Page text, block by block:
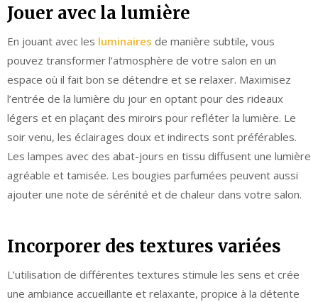
Jouer avec la lumière
En jouant avec les luminaires de manière subtile, vous
pouvez transformer l’atmosphère de votre salon en un
espace où il fait bon se détendre et se relaxer. Maximisez
l’entrée de la lumière du jour en optant pour des rideaux
légers et en plaçant des miroirs pour refléter la lumière. Le
soir venu, les éclairages doux et indirects sont préférables.
Les lampes avec des abat-jours en tissu diffusent une lumière
agréable et tamisée. Les bougies parfumées peuvent aussi
ajouter une note de sérénité et de chaleur dans votre salon.
Incorporer des textures variées
L’utilisation de différentes textures stimule les sens et crée
une ambiance accueillante et relaxante, propice à la détente